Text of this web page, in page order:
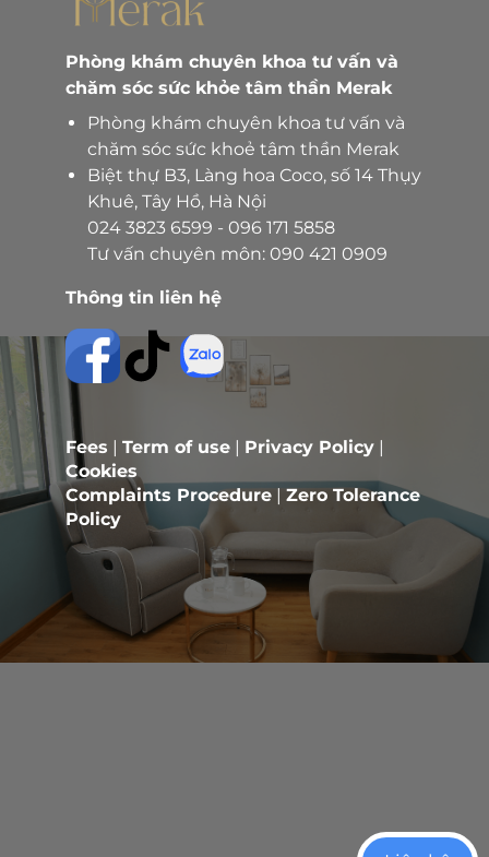
Phòng khám chuyên khoa tư vấn và
chăm sóc sức khỏe tâm thần Merak
Phòng khám chuyên khoa tư vấn và
chăm sóc sức khoẻ tâm thần Merak
Biệt thự B3, Làng hoa Coco, số 14 Thụy
Khuê, Tây Hồ, Hà Nội
024 3823 6599 - 096 171 5858
Tư vấn chuyên môn: 090 421 0909
Thông tin liên hệ
Fees | Term of use | Privacy Policy |
Cookies
Complaints Procedure | Zero Tolerance
Policy